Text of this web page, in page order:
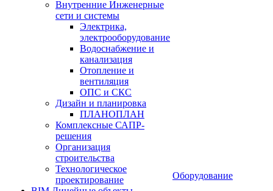
Внутренние Инженерные
сети и системы
Электрика,
электрооборудование
Водоснабжение и
канализация
Отопление и
вентиляция
ОПС и СКС
Дизайн и планировка
ПЛАНОПЛАН
Комплексные САПР-
решения
Организация
строительства
Технологическое
проектирование
Оборудование